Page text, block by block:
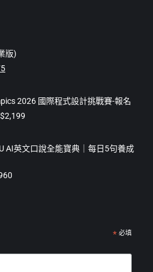
版)
。
目
格：
NT$375。
2026 國際程式設計挑戰賽-報名
2,199
圍：
AI英文口說全能寶典｜每日5句養成
* 必填